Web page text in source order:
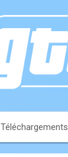
Téléchargements